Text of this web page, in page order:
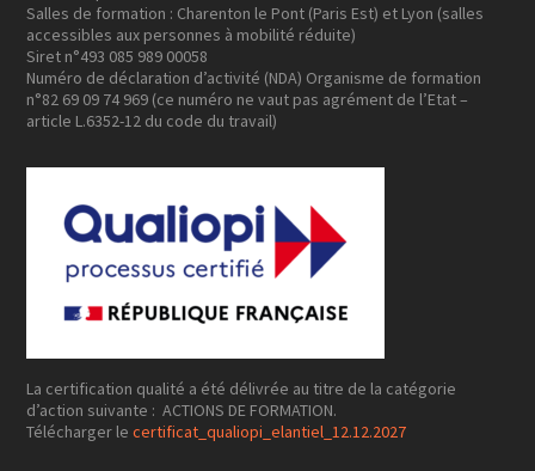
Salles de formation : Charenton le Pont (Paris Est) et Lyon (salles
accessibles aux personnes à mobilité réduite)
Siret n°493 085 989 00058
Numéro de déclaration d’activité (NDA) Organisme de formation
n°82 69 09 74 969 (ce numéro ne vaut pas agrément de l’Etat –
article L.6352-12 du code du travail)
La certification qualité a été délivrée au titre de la catégorie
d’action suivante : ACTIONS DE FORMATION.
Télécharger lecertificat_qualiopi_elantiel_12.12.2027